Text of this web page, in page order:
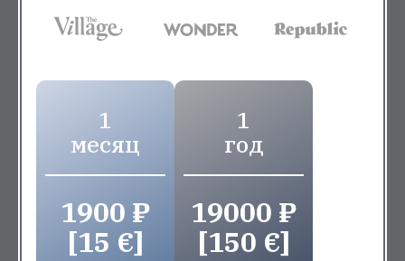
1
месяц
1900 ₽
[15 €]
1
год
19000 ₽
[150 €]